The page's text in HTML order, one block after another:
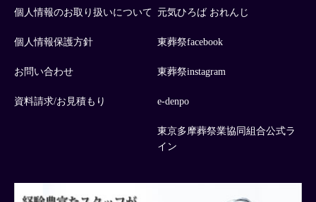
個人情報のお取り扱いについて
個人情報保護方針
お問い合わせ
資料請求/お見積もり
元気ひろば おれんじ
東葬祭facebook
東葬祭instagram
e-denpo
東京多摩葬祭業協同組合公式ラ
イン